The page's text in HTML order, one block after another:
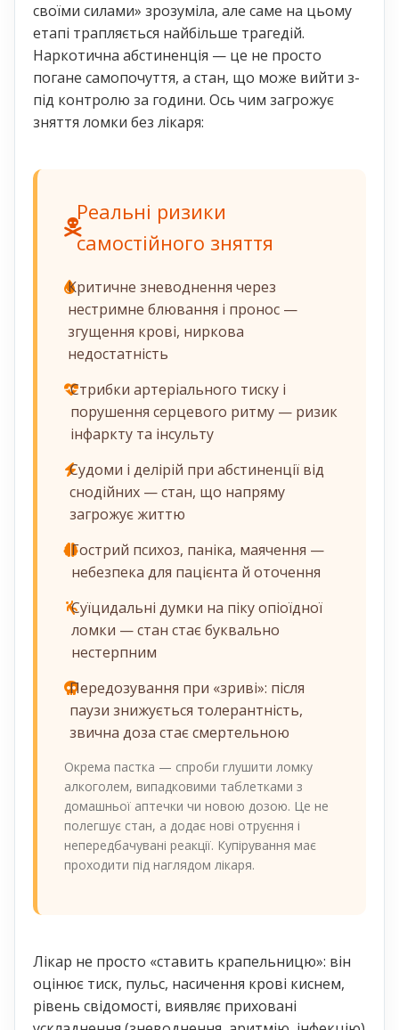
своїми силами» зрозуміла, але саме на цьому
етапі трапляється найбільше трагедій.
Наркотична абстиненція — це не просто
погане самопочуття, а стан, що може вийти з-
під контролю за години. Ось чим загрожує
зняття ломки без лікаря:
Реальні ризики
самостійного зняття
Критичне зневоднення через
нестримне блювання і пронос —
згущення крові, ниркова
недостатність
Стрибки артеріального тиску і
порушення серцевого ритму — ризик
інфаркту та інсульту
Судоми і делірій при абстиненції від
снодійних — стан, що напряму
загрожує життю
Гострий психоз, паніка, маячення —
небезпека для пацієнта й оточення
Суїцидальні думки на піку опіоїдної
ломки — стан стає буквально
нестерпним
Передозування при «зриві»: після
паузи знижується толерантність,
звична доза стає смертельною
Окрема пастка — спроби глушити ломку
алкоголем, випадковими таблетками з
домашньої аптечки чи новою дозою. Це не
полегшує стан, а додає нові отруєння і
непередбачувані реакції. Купірування має
проходити під наглядом лікаря.
Лікар не просто «ставить крапельницю»: він
оцінює тиск, пульс, насичення крові киснем,
рівень свідомості, виявляє приховані